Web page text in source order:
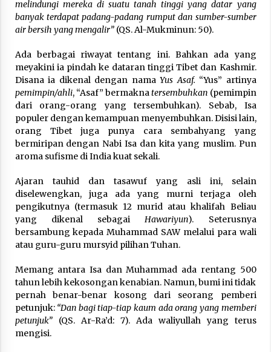
melindungi mereka di suatu tanah tinggi yang datar yang
banyak terdapat padang-padang rumput dan sumber-sumber
air bersih yang mengalir” (QS. Al-Mukminun: 50).
Ada berbagai riwayat tentang ini. Bahkan ada yang
meyakini ia pindah ke dataran tinggi Tibet dan Kashmir.
Disana ia dikenal dengan nama Yus Asaf. “Yus” artinya
pemimpin/ahli, “Asaf” bermaknatersembuhkan (pemimpin
dari orang-orang yang tersembuhkan). Sebab, Isa
populer dengan kemampuan menyembuhkan. Disisi lain,
orang Tibet juga punya cara sembahyang yang
bermiripan dengan Nabi Isa dan kita yang muslim. Pun
aroma sufisme di India kuat sekali.
Ajaran tauhid dan tasawuf yang asli ini, selain
diselewengkan, juga ada yang murni terjaga oleh
pengikutnya (termasuk 12 murid atau khalifah Beliau
yang dikenal sebagaiHawariyun). Seterusnya
bersambung kepada Muhammad SAW melalui para wali
atau guru-guru mursyid pilihan Tuhan.
Memang antara Isa dan Muhammad ada rentang 500
tahun lebih kekosongan kenabian. Namun, bumi ini tidak
pernah benar-benar kosong dari seorang pemberi
petunjuk: “Dan bagi tiap-tiap kaum ada orang yang memberi
petunjuk”(QS. Ar-Ra’d: 7). Ada waliyullah yang terus
mengisi.